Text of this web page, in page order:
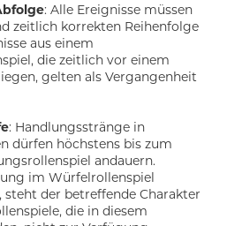
: Alle Ereignisse müssen
zeitlich korrekten Reihenfolge
aus einem
die zeitlich vor einem
gelten als Vergangenheit
: Handlungsstränge in
dürfen höchstens bis zum
andauern.
im Würfelrollenspiel
steht der betreffende Charakter
die in diesem